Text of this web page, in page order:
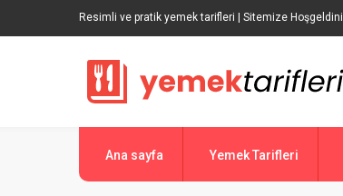
Resimli ve pratik yemek tarifleri | Sitemize
Ana sayfa Yemek Tarifleri